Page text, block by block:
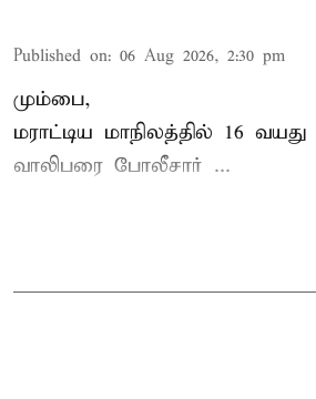
Published on: 06 Aug 2026, 2:30 pm
மும்பை,
மராட்டிய மாநிலத்தில் 16 வயது
வாலிபரை போலீசார் ...